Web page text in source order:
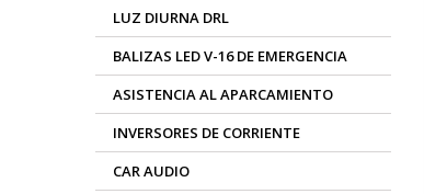
LUZ DIURNA DRL
BALIZAS LED V-16 DE EMERGENCIA
ASISTENCIA AL APARCAMIENTO
INVERSORES DE CORRIENTE
CAR AUDIO